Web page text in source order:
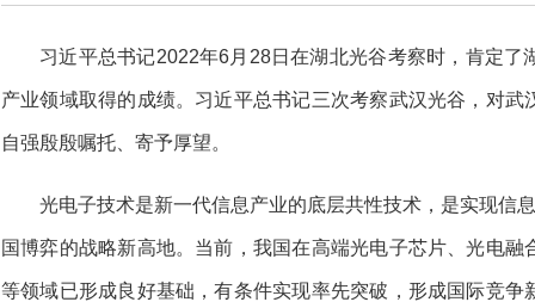
习近平总书记2022年6月28日在湖北光谷考察时，肯定
产业领域取得的成绩。习近平总书记三次考察武汉光谷，对
自强殷殷嘱托、寄予厚望。
光电子技术是新一代信息产业的底层共性技术，是实现信
国博弈的战略新高地。当前，我国在高端光电子芯片、光电
等领域已形成良好基础，有条件实现率先突破，形成国际竞